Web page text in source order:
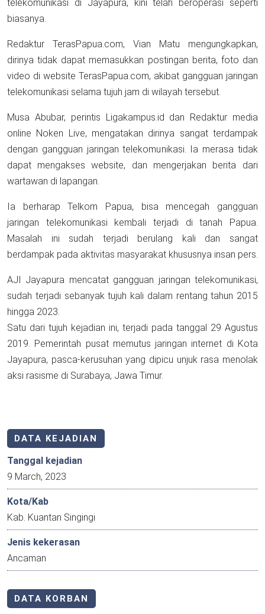
telekomunikasi di Jayapura, kini telah beroperasi seperti
biasanya.
Redaktur TerasPapua.com, Vian Matu mengungkapkan,
dirinya tidak dapat memasukkan postingan berita, foto dan
video di website TerasPapua.com, akibat gangguan jaringan
telekomunikasi selama tujuh jam di wilayah tersebut.
Musa Abubar, perintis Ligakampus.id dan Redaktur media
online Noken Live, mengatakan dirinya sangat terdampak
dengan gangguan jaringan telekomunikasi. Ia merasa tidak
dapat mengakses website, dan mengerjakan berita dari
wartawan di lapangan.
Ia berharap Telkom Papua, bisa mencegah gangguan
jaringan telekomunikasi kembali terjadi di tanah Papua.
Masalah ini sudah terjadi berulang kali dan sangat
berdampak pada aktivitas masyarakat khususnya insan pers.
AJI Jayapura mencatat gangguan jaringan telekomunikasi,
sudah terjadi sebanyak tujuh kali dalam rentang tahun 2015
hingga 2023.
Satu dari tujuh kejadian ini, terjadi pada tanggal 29 Agustus
2019. Pemerintah pusat memutus jaringan internet di Kota
Jayapura, pasca-kerusuhan yang dipicu unjuk rasa menolak
aksi rasisme di Surabaya, Jawa Timur.
DATA KEJADIAN
Tanggal kejadian
9 March, 2023
Kota/Kab
Kab. Kuantan Singingi
Jenis kekerasan
Ancaman
DATA KORBAN